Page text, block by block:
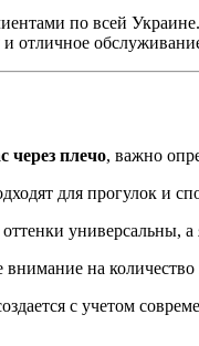
по всей
отличное
через плечо, важно
для прогулок и
универсальны,
на
с учетом